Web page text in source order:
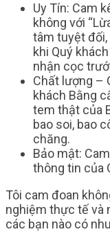
Uy Tín: Cam
không với
tâm tuyệt
khi Quý
nhận cọc
Chất lượng –
khách Bằng
tem thật của
bao soi, bao
chăng.
Bảo mật:
thông tin của
Tôi cam đoan
nghiệm thực tế và
các bạn nào có